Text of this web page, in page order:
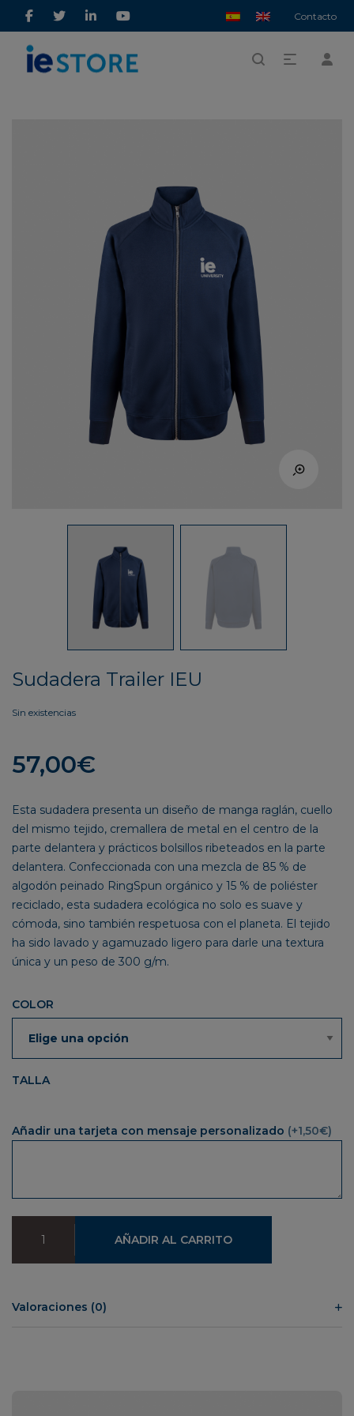
Contacto
Sudadera Trailer IEU
Sin existencias
57,00€
Esta sudadera presenta un diseño de manga raglán, cuello
del mismo tejido, cremallera de metal en el centro de la
parte delantera y prácticos bolsillos ribeteados en la parte
delantera. Confeccionada con una mezcla de 85 % de
algodón peinado RingSpun orgánico y 15 % de poliéster
reciclado, esta sudadera ecológica no solo es suave y
cómoda, sino también respetuosa con el planeta. El tejido
ha sido lavado y agamuzado ligero para darle una textura
única y un peso de 300 g/m.
COLOR
TALLA
Añadir una tarjeta con mensaje personalizado (+1,50€)
IEU
AÑADIR AL CARRITO
Valoraciones (0)